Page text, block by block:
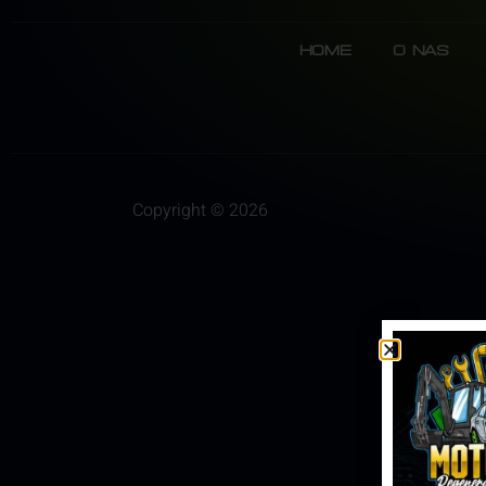
Home O Nas
Copyright © 2026